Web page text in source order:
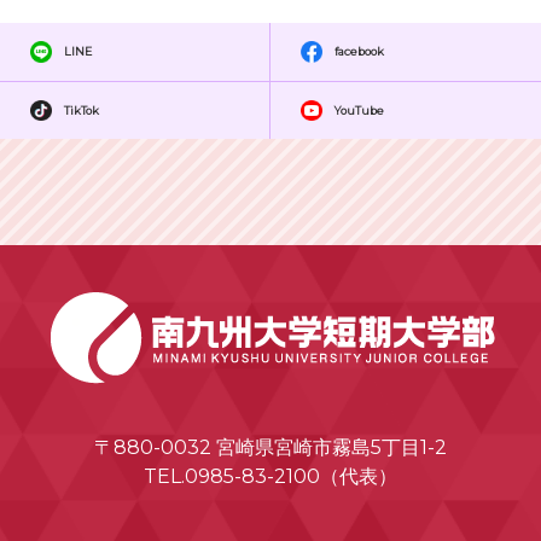
LINE facebook
TikTok YouTube
〒880-0032 宮崎県宮崎市霧島5丁目1-2
TEL.0985-83-2100（代表）